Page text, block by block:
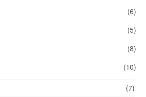
(6)
(5)
(8)
(10)
(7)